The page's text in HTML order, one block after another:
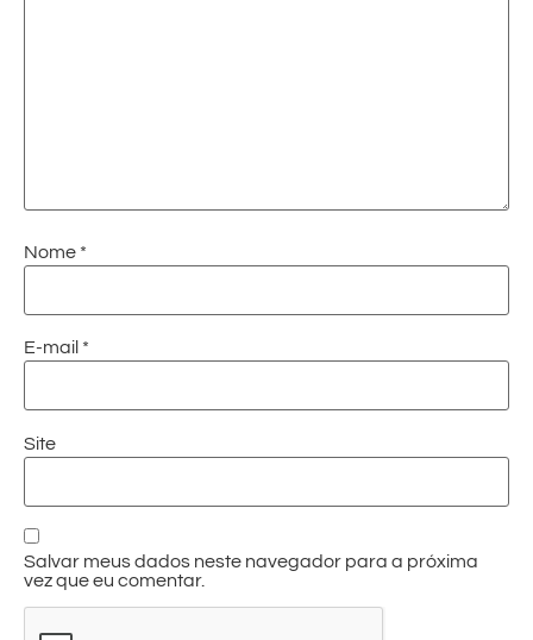
Nome *
E-mail *
Site
Salvar meus dados neste navegador para a próxima
vez que eu comentar.